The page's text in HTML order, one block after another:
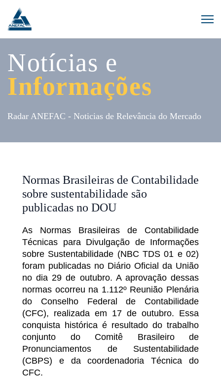
Notícias e
Informações
Radar ANEFAC - Noticias de Relevância do Mercado
Normas Brasileiras de Contabilidade
sobre sustentabilidade são
publicadas no DOU
As Normas Brasileiras de Contabilidade
Técnicas para Divulgação de Informações
sobre Sustentabilidade (NBC TDS 01 e 02)
foram publicadas no Diário Oficial da União
no dia 29 de outubro. A aprovação dessas
normas ocorreu na 1.112º Reunião Plenária
do Conselho Federal de Contabilidade
(CFC), realizada em 17 de outubro. Essa
conquista histórica é resultado do trabalho
conjunto do Comitê Brasileiro de
Pronunciamentos de Sustentabilidade
(CBPS) e da coordenadoria Técnica do
CFC.